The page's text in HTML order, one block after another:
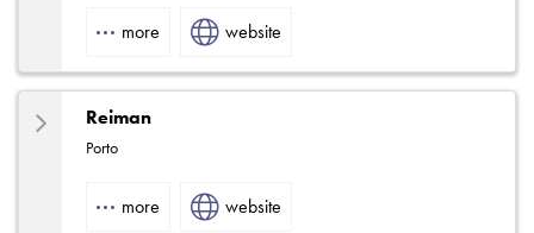
more website
Reiman
Porto
more website